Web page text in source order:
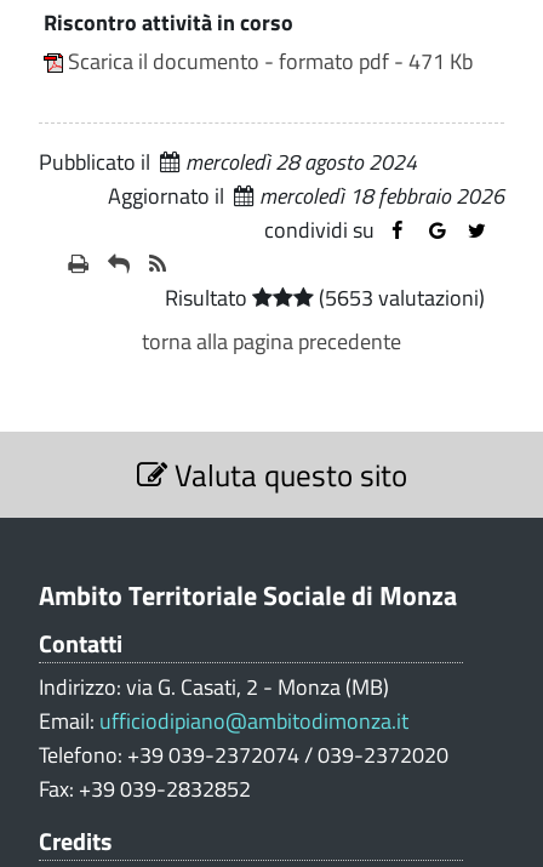
Riscontro attività in corso
Scarica il documento - formato pdf - 471 Kb
Pubblicato il
mercoledì 28 agosto 2024
Aggiornato il
mercoledì 18 febbraio 2026
condividi su
Risultato
(5653 valutazioni)
torna alla pagina precedente
S
Valuta questo sito
Ambito Territoriale Sociale di Monza
Contatti
Indirizzo: via G. Casati, 2 - Monza (MB)
Email: ufficiodipiano@ambitodimonza.it
Telefono: +39 039-2372074 / 039-2372020
Fax: +39 039-2832852
Credits